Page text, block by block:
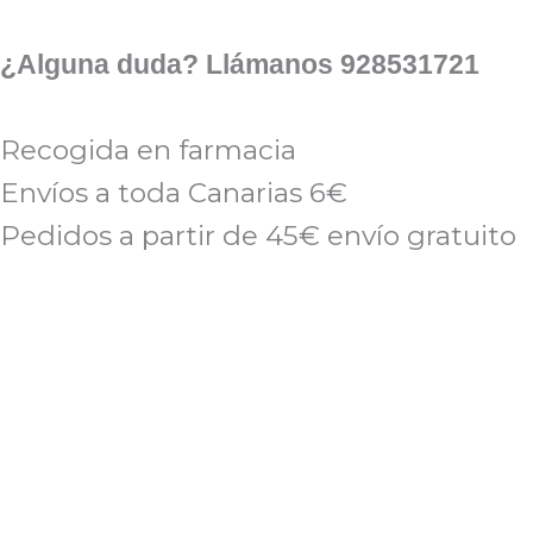
al
¿Alguna duda? Llámanos 928531721
Recogida en farmacia
Envíos a toda Canarias 6€
Pedidos a partir de 45€ envío gratuito